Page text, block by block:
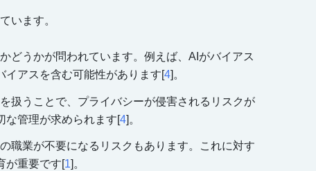
います。
どうかが問われています。例えば、AIがバイアス
イアスを含む可能性があります[4]。
扱うことで、プライバシーが侵害されるリスクが
な管理が求められます[4]。
職業が不要になるリスクもあります。これに対す
が重要です[1]。